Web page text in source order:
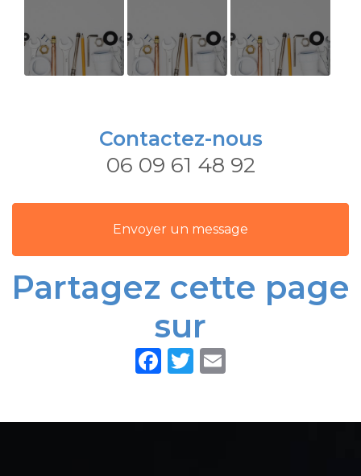
chauffagiste
à
recommander
communication
web
Contactez-nous
06 09 61 48 92
Envoyer un message
Partagez cette page
sur
Facebook
Twitter